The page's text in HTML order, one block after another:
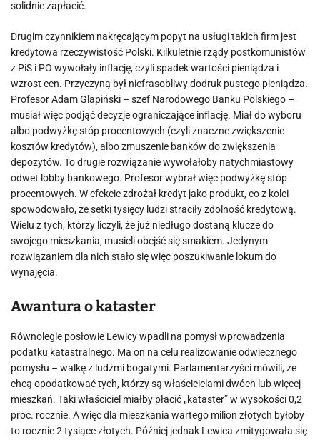
solidnie zapłacić.
Drugim czynnikiem nakręcającym popyt na usługi takich firm jest
kredytowa rzeczywistość Polski. Kilkuletnie rządy postkomunistów
z PiS i PO wywołały inflację, czyli spadek wartości pieniądza i
wzrost cen. Przyczyną był niefrasobliwy dodruk pustego pieniądza.
Profesor Adam Glapiński – szef Narodowego Banku Polskiego –
musiał więc podjąć decyzje ograniczające inflację. Miał do wyboru
albo podwyżkę stóp procentowych (czyli znaczne zwiększenie
kosztów kredytów), albo zmuszenie banków do zwiększenia
depozytów. To drugie rozwiązanie wywołałoby natychmiastowy
odwet lobby bankowego. Profesor wybrał więc podwyżkę stóp
procentowych. W efekcie zdrożał kredyt jako produkt, co z kolei
spowodowało, że setki tysięcy ludzi straciły zdolność kredytową.
Wielu z tych, którzy liczyli, że już niedługo dostaną klucze do
swojego mieszkania, musieli obejść się smakiem. Jedynym
rozwiązaniem dla nich stało się więc poszukiwanie lokum do
wynajęcia.
Awantura o kataster
Równolegle posłowie Lewicy wpadli na pomysł wprowadzenia
podatku katastralnego. Ma on na celu realizowanie odwiecznego
pomysłu – walkę z ludźmi bogatymi. Parlamentarzyści mówili, że
chcą opodatkować tych, którzy są właścicielami dwóch lub więcej
mieszkań. Taki właściciel miałby płacić „kataster” w wysokości 0,2
proc. rocznie. A więc dla mieszkania wartego milion złotych byłoby
to rocznie 2 tysiące złotych. Później jednak Lewica zmitygowała się